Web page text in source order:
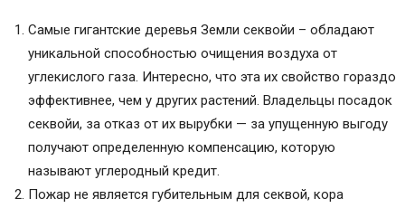
Самые гигантские деревья Земли секвойи – обладают
уникальной способностью очищения воздуха от
углекислого газа. Интересно, что эта их свойство гораздо
эффективнее, чем у других растений. Владельцы посадок
секвойи, за отказ от их вырубки — за упущенную выгоду
получают определенную компенсацию, которую
называют углеродный кредит.
Пожар не является губительным для секвой, кора